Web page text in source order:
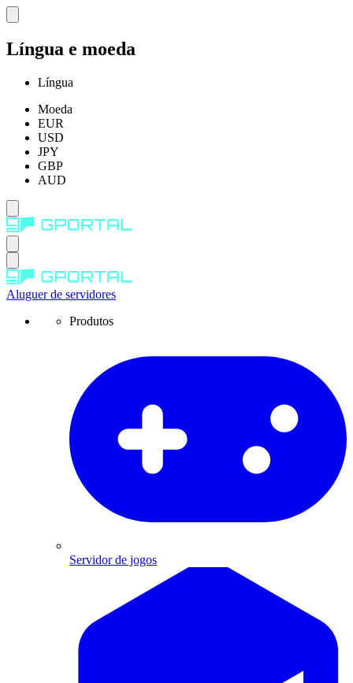
Língua e moeda
Língua
Moeda
EUR
USD
JPY
GBP
AUD
Aluguer de servidores
Produtos
Servidor de jogos